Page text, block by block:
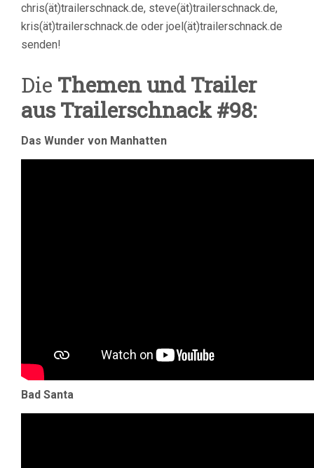
chris(ät)trailerschnack.de, steve(ät)trailerschnack.de,
kris(ät)trailerschnack.de oder joel(ät)trailerschnack.de
senden!
Die Themen und Trailer
aus Trailerschnack #98:
Das Wunder von Manhatten
Bad Santa